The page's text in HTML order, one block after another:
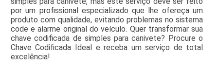
por um profissional especializado que lhe ofereça um
produto com qualidade, evitando problemas no sistema
code e alarme original do veículo. Quer transformar sua
chave codificada de simples para canivete? Procure o
Chave Codificada Ideal e receba um serviço de total
excelência!